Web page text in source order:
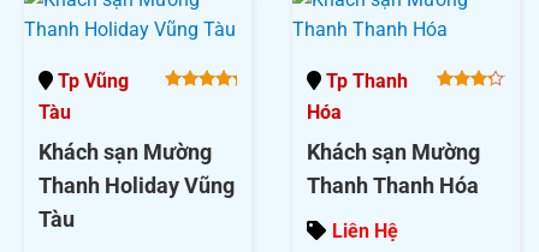
Tp Vũng
Tàu
Khách sạn Mường
Thanh Holiday Vũng
Tàu
Tp Thanh
Hóa
Khách sạn Mường
Thanh Thanh Hóa
Liên Hệ